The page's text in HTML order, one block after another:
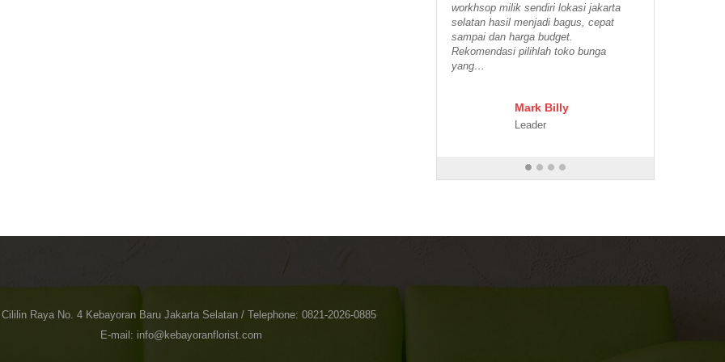
workhsop milik sendiri lokasi jakarta
selatan hasil menjadi bagus, cepat
sampai dan harga budget.
Rekomendasi pilihlah toko bunga
yang…
Mark Billy
Leader
Raya No. 4 Kebayoran Baru Jakarta Selatan / Telephone: 0821-2026-0885
E-mail: info@kebayoranflorist.com